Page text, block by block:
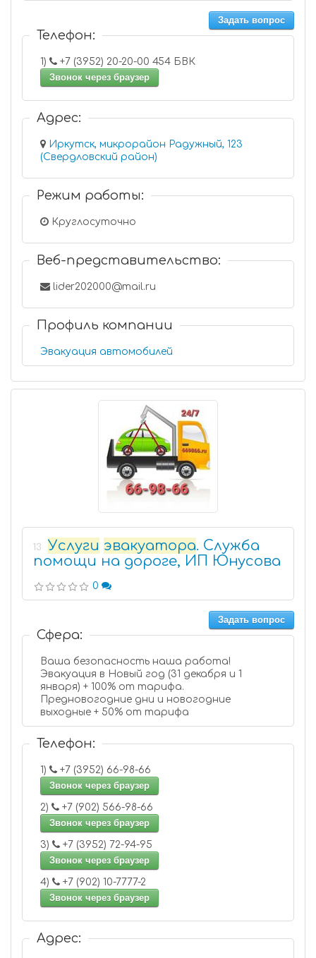
Задать вопрос
Телефон:
1)
+7 (3952) 20-20-00 454 БВК
Звонок через браузер
Адрес:
Иркутск, микрорайон Радужный, 123
(Свердловский район)
Режим работы:
Круглосуточно
Веб-представительство:
lider202000@mail.ru
Профиль компании
Эвакуация автомобилей
13 Услуги эвакуатора. Служба
помощи на дороге, ИП Юнусова
0
Задать вопрос
Сфера:
Ваша безопасность наша работа!
Эвакуация в Новый год (31 декабря и 1
января) + 100% от тарифа.
Предновогодние дни и новогодние
выходные + 50% от тарифа
Телефон:
1)
+7 (3952) 66-98-66
Звонок через браузер
2)
+7 (902) 566-98-66
Звонок через браузер
3)
+7 (3952) 72-94-95
Звонок через браузер
4)
+7 (902) 10-7777-2
Звонок через браузер
Адрес: